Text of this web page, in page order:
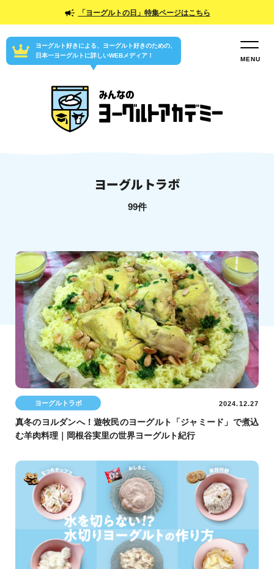
「ヨーグルトの日」特集ページはこちら
ヨーグルト好きによる、ヨーグルト好きのための、
日本一ヨーグルトに詳しいWEBメディア！
ヨーグルトラボ
99件
ヨーグルトラボ 2024.12.27
真冬のヨルダンへ！遊牧民のヨーグルト「ジャミード」で煮込
む羊肉料理｜岡根谷実里の世界ヨーグルト紀行